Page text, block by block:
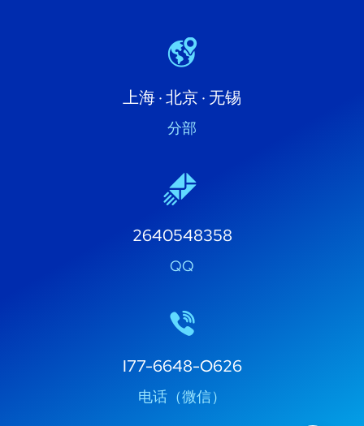
上海 · 北京 · 无锡
分部
2640548358
QQ
I77-6648-O626
电话（微信）